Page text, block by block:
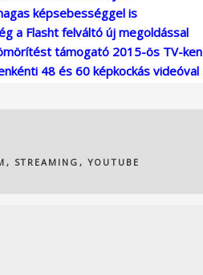
képsebességgel is
a Flasht felváltó új megoldással
támogató 2015-ös TV-ken
48 és 60 képkockás videóval
, STREAMING , YOUTUBE